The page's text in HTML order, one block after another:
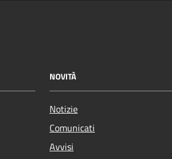
NOVITÀ
Notizie
Comunicati
Avvisi